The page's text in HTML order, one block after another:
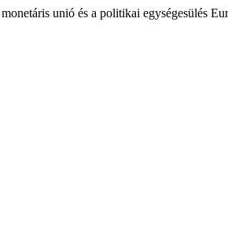
unió és a politikai egységesülés